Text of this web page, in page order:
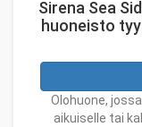
Sirena Sea
huoneisto
Olohuone,
aikuiselle tai